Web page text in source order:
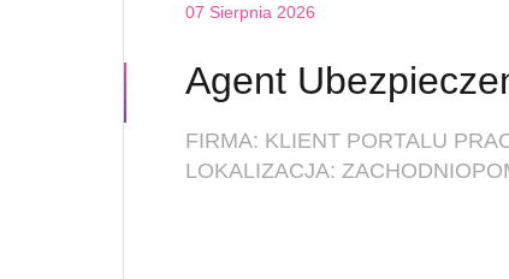
07 Sierpnia 2026
FIRMA: KLIENT PORTALU
LOKALIZACJA: